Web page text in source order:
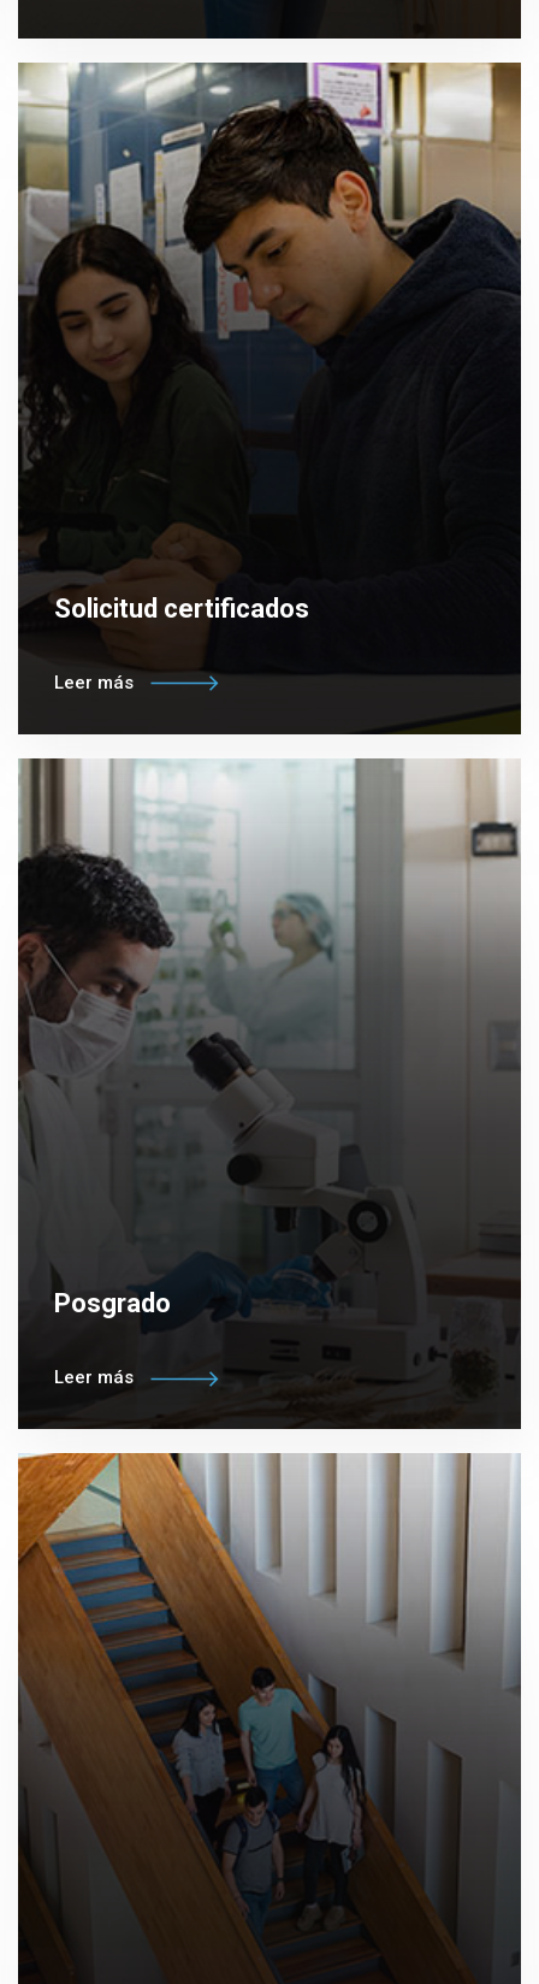
Solicitud certificados
Leer más
Posgrado
Leer más